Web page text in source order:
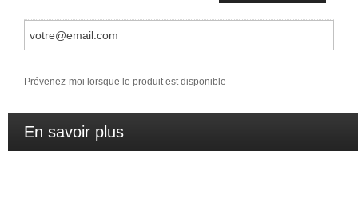
Prévenez-moi lorsque le produit est disponible
En savoir plus